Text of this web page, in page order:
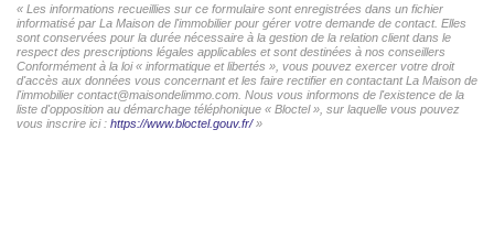
« Les informations recueillies sur ce formulaire sont enregistrées dans un fichier
informatisé par La Maison de l'immobilier pour gérer votre demande de contact. Elles
sont conservées pour la durée nécessaire à la gestion de la relation client dans le
respect des prescriptions légales applicables et sont destinées à nos conseillers
Conformément à la loi « informatique et libertés », vous pouvez exercer votre droit
d'accès aux données vous concernant et les faire rectifier en contactant La Maison de
l'immobilier contact@maisondelimmo.com. Nous vous informons de l'existence de la
liste d'opposition au démarchage téléphonique « Bloctel », sur laquelle vous pouvez
vous inscrire ici : https://www.bloctel.gouv.fr/»